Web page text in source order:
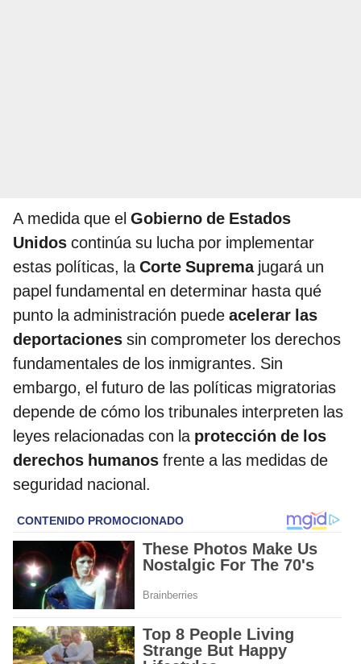
A medida que el Gobierno de Estados
Unidos continúa su lucha por implementar
estas políticas, la Corte Supremajugará un
papel fundamental en determinar hasta qué
punto la administración puede acelerar las
deportaciones sin comprometer los derechos
fundamentales de los inmigrantes. Sin
embargo, el futuro de las políticas migratorias
depende de cómo los tribunales interpreten las
leyes relacionadas con la protección de los
derechos humanos frente a las medidas de
seguridad nacional.